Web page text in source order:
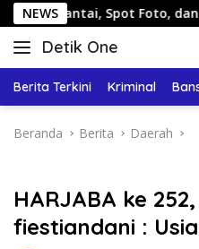
Langsung
ke
konten
NEWS
Spot Foto, dan
Detik One
Tajam
Fakta
Berita Terkini Kriminal
Beranda Berita Daerah
HARJABA ke
fiestiandani :